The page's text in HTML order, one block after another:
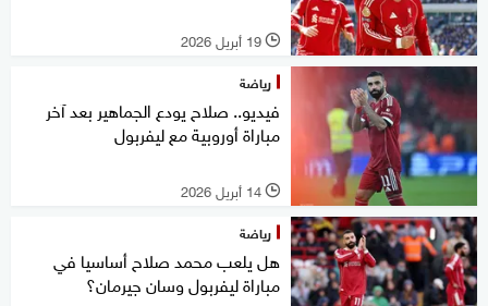
l 19 أبريل 2026
رياضة
فيديو.. صلاح يودع الجماهير بعد آخر
مباراة أوروبية مع ليفربول
l 14 أبريل 2026
رياضة
هل يلعب محمد صلاح أساسيا في
مباراة ليفربول وسان جيرمان؟